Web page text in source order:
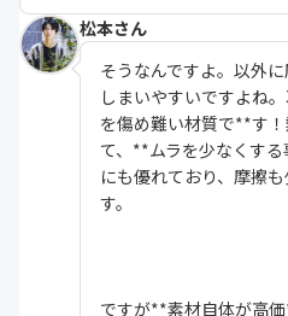
松本さん
そうなんですよ。以外
しまいやすいですよね
を傷め難い材質で**す
て、**ムラを少なくす
にも優れており、摩擦
す。
ですが**素材自体が高